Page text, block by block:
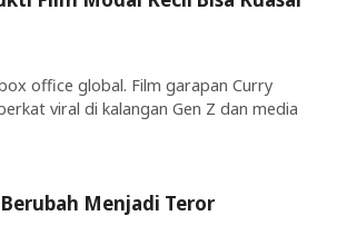
office global. Film garapan Curry
viral di kalangan Gen Z dan media
Menjadi Teror